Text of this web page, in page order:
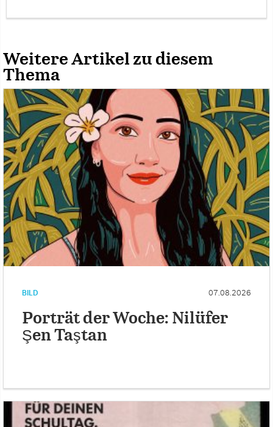
Weitere Artikel zu diesem
Thema
BILD 07.08.2026
Porträt der Woche: Nilüfer
Şen Taştan